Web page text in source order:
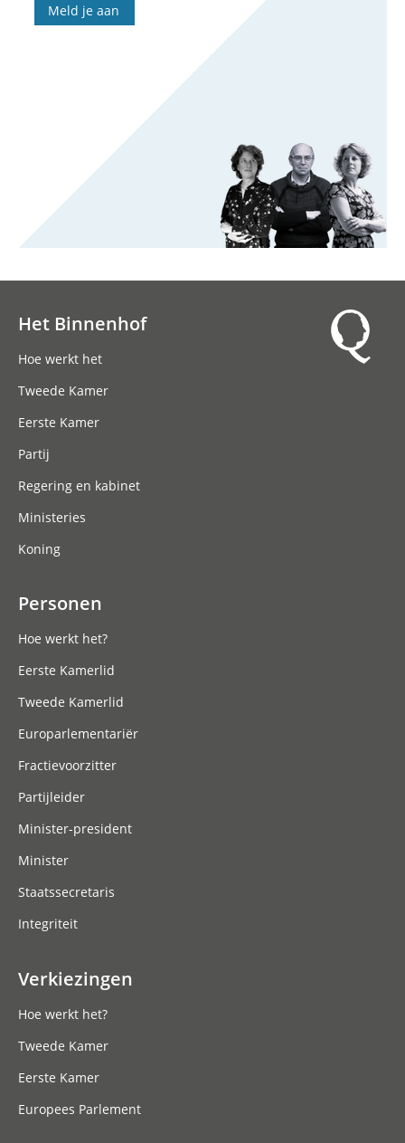
Meld je aan
Het Binnenhof
Hoe werkt het
Tweede Kamer
Eerste Kamer
Partij
Regering en kabinet
Ministeries
Koning
Personen
Hoe werkt het?
Eerste Kamerlid
Tweede Kamerlid
Europarlementariër
Fractievoorzitter
Partijleider
Minister-president
Minister
Staatssecretaris
Integriteit
Verkiezingen
Hoe werkt het?
Tweede Kamer
Eerste Kamer
Europees Parlement